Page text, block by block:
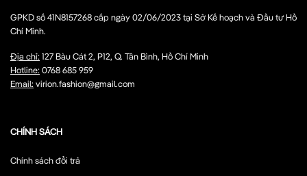
GPKD số 41N8157268 cấp ngày 02/06/2023 tại Sở Kế hoạch và Đầu tư Hồ
Chí Minh.
Địa chỉ:127 Bàu Cát 2, P12, Q. Tân Bình, Hồ Chí Minh
Hotline:0768 685 959
Email:virion.fashion@gmail.com
CHÍNH SÁCH
Chính sách đổi trả